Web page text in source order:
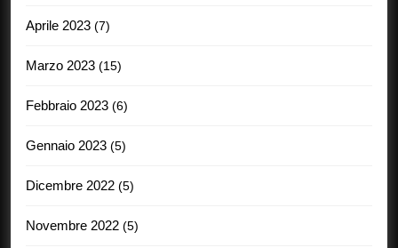
Aprile 2023 (7)
Marzo 2023 (15)
Febbraio 2023 (6)
Gennaio 2023 (5)
Dicembre 2022 (5)
Novembre 2022 (5)